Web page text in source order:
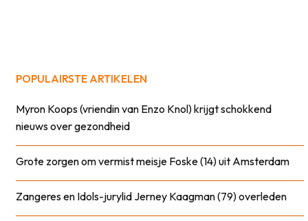
POPULAIRSTE ARTIKELEN
Myron Koops (vriendin van Enzo Knol) krijgt schokkend
nieuws over gezondheid
Grote zorgen om vermist meisje Foske (14) uit Amsterdam
Zangeres en Idols-jurylid Jerney Kaagman (79) overleden